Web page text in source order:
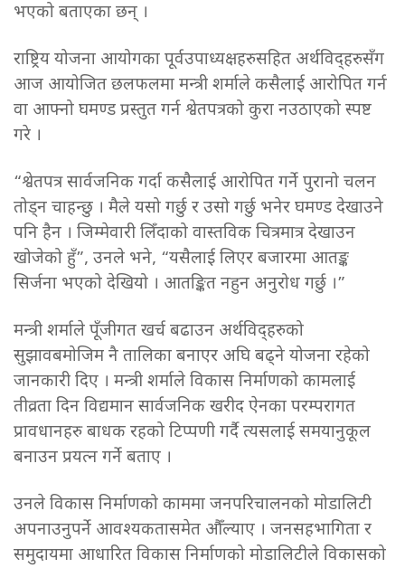
भएको बताएका छन् ।
राष्ट्रिय योजना आयोगका पूर्वउपाध्यक्षहरुसहित अर्थविद्हरुसँग
आज आयोजित छलफलमा मन्त्री शर्माले कसैलाई आरोपित गर्न
वा आफ्नो घमण्ड प्रस्तुत गर्न श्वेतपत्रको कुरा नउठाएको स्पष्ट
गरे ।
“श्वेतपत्र सार्वजनिक गर्दा कसैलाई आरोपित गर्ने पुरानो चलन
तोड्न चाहन्छु । मैले यसो गर्छु र उसो गर्छु भनेर घमण्ड देखाउने
पनि हैन । जिम्मेवारी लिँदाको वास्तविक चित्रमात्र देखाउन
खोजेको हुँ”, उनले भने, “यसैलाई लिएर बजारमा आतङ्क
सिर्जना भएको देखियो । आतङ्कित नहुन अनुरोध गर्छु ।”
मन्त्री शर्माले पूँजीगत खर्च बढाउन अर्थविद्हरुको
सुझावबमोजिम नै तालिका बनाएर अघि बढ्ने योजना रहेको
जानकारी दिए । मन्त्री शर्माले विकास निर्माणको कामलाई
तीव्रता दिन विद्यमान सार्वजनिक खरीद ऐनका परम्परागत
प्रावधानहरु बाधक रहको टिप्पणी गर्दै त्यसलाई समयानुकूल
बनाउन प्रयत्न गर्ने बताए ।
उनले विकास निर्माणको काममा जनपरिचालनको मोडालिटी
अपनाउनुपर्ने आवश्यकतासमेत औँल्याए । जनसहभागिता र
समुदायमा आधारित विकास निर्माणको मोडालिटीले विकासको